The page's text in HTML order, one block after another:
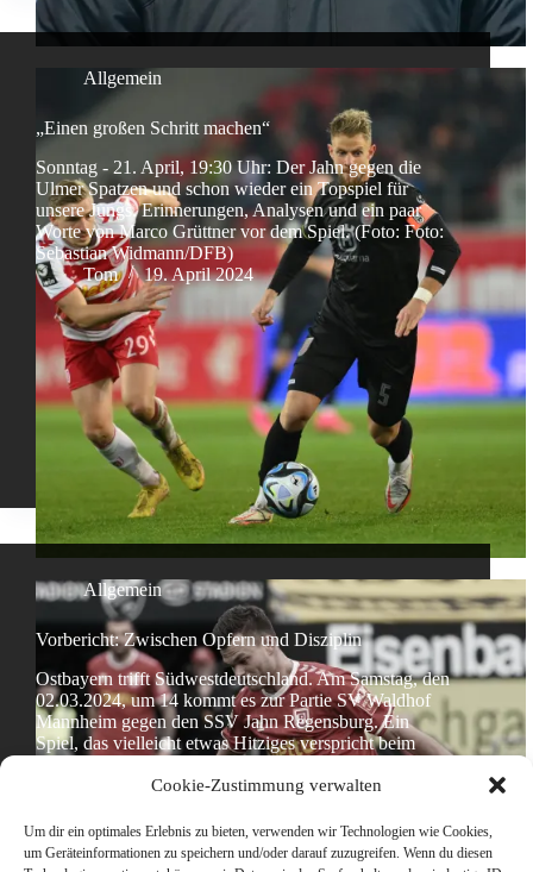
Cookie-Zustimmung verwalten
Um dir ein optimales Erlebnis zu bieten, verwenden wir Technologien wie Cookies,
um Geräteinformationen zu speichern und/oder darauf zuzugreifen. Wenn du diesen
Allgemein
„Einen großen Schritt machen“
Sonntag - 21. April, 19:30 Uhr: Der Jahn gegen die
Ulmer Spatzen und schon wieder ein Topspiel für
unsere Jungs. Erinnerungen, Analysen und ein paar
Worte von Marco Grüttner vor dem Spiel. (Foto: Foto:
Sebastian Widmann/DFB)
Tom
19. April 2024
Allgemein
Vorbericht: Zwischen Opfern und Disziplin
Ostbayern trifft Südwestdeutschland. Am Samstag, den
02.03.2024, um 14 kommt es zur Partie SV Waldhof
Mannheim gegen den SSV Jahn Regensburg. Ein
Spiel, das vielleicht etwas Hitziges verspricht beim
Enochs. Für unseren SSV…